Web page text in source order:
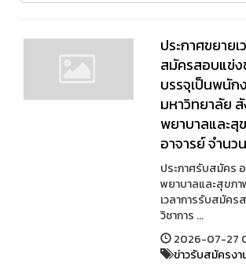
ประกาศขยายเ
สมัครสอบแข่
บรรจุเป็นพนัก
มหาวิทยาลัย
พยาบาลและสุ
อาจารย์ จำนว
ประกาศรับสมัคร
พยาบาลและสุขภา
เวลาการรับสมัค
วิชาการ ...
2026-07-27
ข่าวรับสมัครงา